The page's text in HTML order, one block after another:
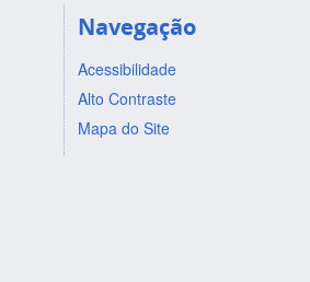
Navegação
Acessibilidade
Alto Contraste
Mapa do Site